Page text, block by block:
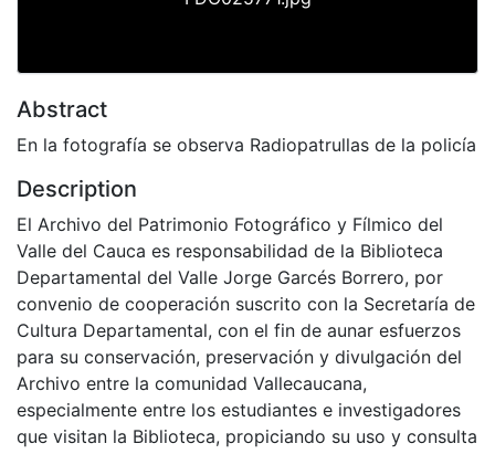
Abstract
En la fotografía se observa Radiopatrullas de la policía
Description
El Archivo del Patrimonio Fotográfico y Fílmico del
Valle del Cauca es responsabilidad de la Biblioteca
Departamental del Valle Jorge Garcés Borrero, por
convenio de cooperación suscrito con la Secretaría de
Cultura Departamental, con el fin de aunar esfuerzos
para su conservación, preservación y divulgación del
Archivo entre la comunidad Vallecaucana,
especialmente entre los estudiantes e investigadores
que visitan la Biblioteca, propiciando su uso y consulta